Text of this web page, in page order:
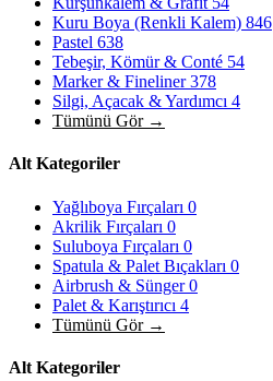
Kuru Boya (Renkli Kalem) 846
Pastel 638
Tebeşir, Kömür & Conté 54
Marker & Fineliner378
Silgi, Açacak & Yardımcı 4
Tümünü Gör →
Alt Kategoriler
Yağlıboya Fırçaları 0
Akrilik Fırçaları 0
Suluboya Fırçaları 0
Spatula & Palet Bıçakları 0
Airbrush & Sünger0
Palet & Karıştırıcı 4
Tümünü Gör →
Alt Kategoriler